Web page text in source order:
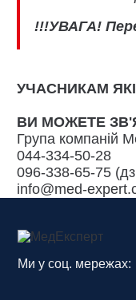
!!!УВАГА!
УЧАСНИКАМ
ВИ МОЖЕТЕ
Група компаній
044-334-50-28
096-338-65-75
info@med-
Ми у соц. мережах: